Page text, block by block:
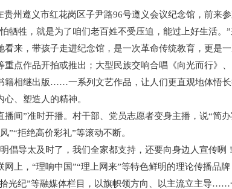
遵义市红花岗区子尹路96号遵义会议纪念馆，前来参
牲，就是为了咱们老百姓不受压迫，能过上好生活。
来，带孩子走进纪念馆，是一次革命传统教育，更是一
作品开拍或推出；大型民族交响合唱《向光而行》
相继出版……一系列文艺作品，让人们更直观地体悟长
、塑造人的精神。
”准时开播。村干部、党员志愿者变身主播，说“简办
”“拒绝高价彩礼”等滚动不断。
导太及时了，我们全家都支持，还要向身边人宣传咧
，“理响中国”“理上网来”等特色鲜明的理论传播品
光纪”等融媒体栏目，以旗帜领方向、以主流立主导